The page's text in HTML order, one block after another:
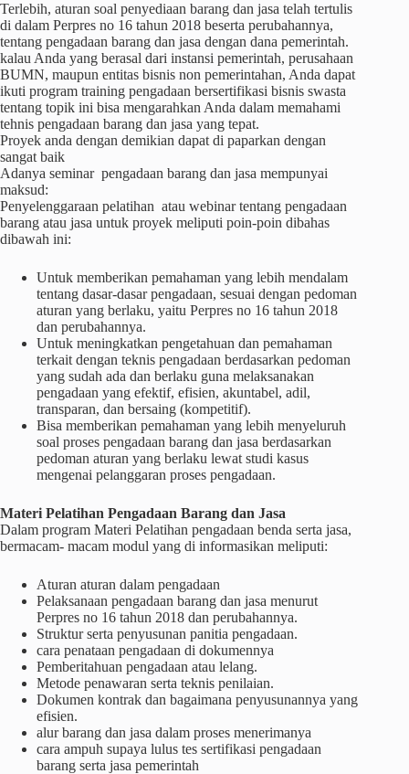
Terlebih, aturan soal penyediaan barang dan jasa telah tertulis
di dalam Perpres no 16 tahun 2018 beserta perubahannya,
tentang pengadaan barang dan jasa dengan dana pemerintah.
kalau Anda yang berasal dari instansi pemerintah, perusahaan
BUMN, maupun entitas bisnis non pemerintahan, Anda dapat
ikuti program training pengadaan bersertifikasi bisnis swasta
tentang topik ini bisa mengarahkan Anda dalam memahami
tehnis pengadaan barang dan jasa yang tepat.
Proyek anda dengan demikian dapat di paparkan dengan
sangat baik
Adanya seminar pengadaan barang dan jasa mempunyai
maksud:
Penyelenggaraan pelatihan atau webinar tentang pengadaan
barang atau jasa untuk proyek meliputi poin-poin dibahas
dibawah ini:
Untuk memberikan pemahaman yang lebih mendalam
tentang dasar-dasar pengadaan, sesuai dengan pedoman
aturan yang berlaku, yaitu Perpres no 16 tahun 2018
dan perubahannya.
Untuk meningkatkan pengetahuan dan pemahaman
terkait dengan teknis pengadaan berdasarkan pedoman
yang sudah ada dan berlaku guna melaksanakan
pengadaan yang efektif, efisien, akuntabel, adil,
transparan, dan bersaing (kompetitif).
Bisa memberikan pemahaman yang lebih menyeluruh
soal proses pengadaan barang dan jasa berdasarkan
pedoman aturan yang berlaku lewat studi kasus
mengenai pelanggaran proses pengadaan.
Materi Pelatihan Pengadaan Barang dan Jasa
Dalam program Materi Pelatihan pengadaan benda serta jasa,
bermacam- macam modul yang di informasikan meliputi:
Aturan aturan dalam pengadaan
Pelaksanaan pengadaan barang dan jasa menurut
Perpres no 16 tahun 2018 dan perubahannya.
Struktur serta penyusunan panitia pengadaan.
cara penataan pengadaan di dokumennya
Pemberitahuan pengadaan atau lelang.
Metode penawaran serta teknis penilaian.
Dokumen kontrak dan bagaimana penyusunannya yang
efisien.
alur barang dan jasa dalam proses menerimanya
cara ampuh supaya lulus tes sertifikasi pengadaan
barang serta jasa pemerintah